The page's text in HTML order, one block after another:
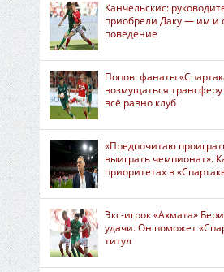
Канчельскис:
приобрели Даку — им и
поведение
Попов: фанаты
возмущаться
всё равно клуб
«Предпочитаю
выиграть чемпионат».
приоритетах в
Экс-игрок «Ахмата»
удачи. Он поможет
титул